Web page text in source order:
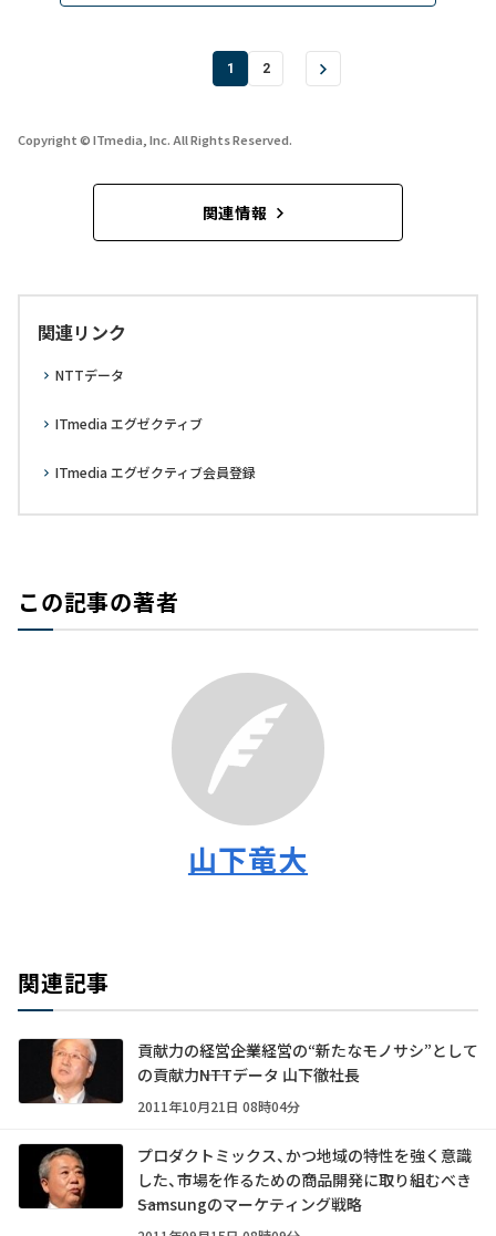
1 2
Copyright © ITmedia, Inc. All Rights Reserved.
関連情報
関連リンク
NTTデータ
ITmedia エグゼクティブ
ITmedia エグゼクティブ会員登録
この記事の著者
山下竜大
関連記事
貢献力の経営――企業経営の“新たなモノサシ”として
の貢献力――NTTデータ 山下徹社長
2011年10月21日 08時04分
プロダクトミックス、かつ地域の特性を強く意識
した、市場を作るための商品開発に取り組むべき
――Samsungのマーケティング戦略